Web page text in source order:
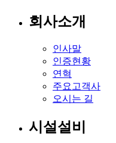
회사소개
인사말
인증현황
연혁
주요고객사
오시는 길
시설설비